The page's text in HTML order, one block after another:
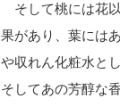
そして桃には花
果があり、葉には
や収れん化粧水と
そしてあの芳醇な